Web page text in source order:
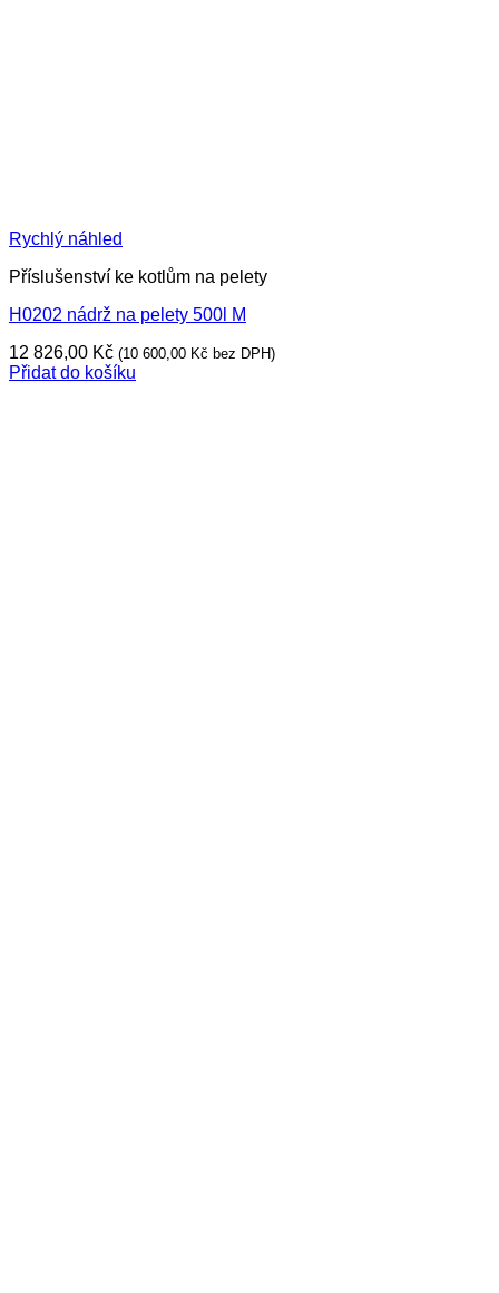
Rychlý náhled
Příslušenství ke kotlům na pelety
H0202 nádrž na pelety 500l M
12 826,00 Kč (10 600,00 Kč bez DPH)
Přidat do košíku